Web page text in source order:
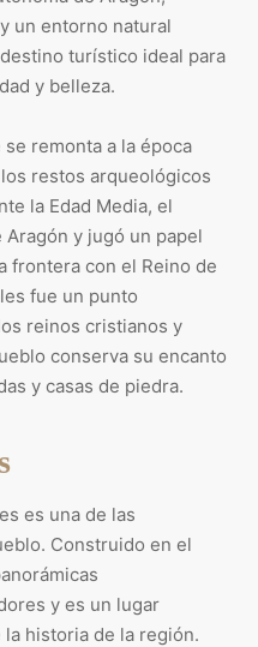
un entorno natural
turístico ideal para
y belleza.
remonta a la época
restos arqueológicos
la Edad Media, el
y jugó un papel
frontera con el Reino de
fue un punto
reinos cristianos y
conserva su encanto
y casas de piedra.
es una de las
Construido en el
y es un lugar
historia de la región.